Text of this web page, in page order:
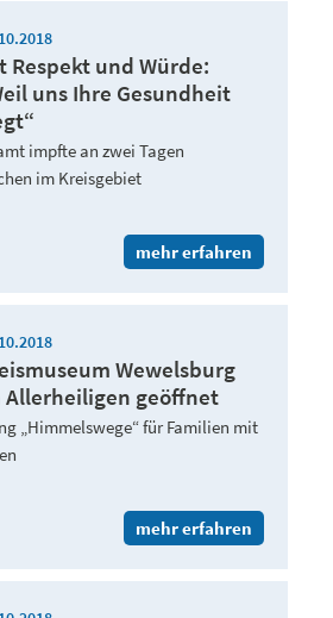
Respekt und Würde:
uns Ihre Gesundheit
impfte an zwei Tagen
im Kreisgebiet
mehr erfahren
Wewelsburg
Allerheiligen geöffnet
„Himmelswege“ für Familien mit
mehr erfahren